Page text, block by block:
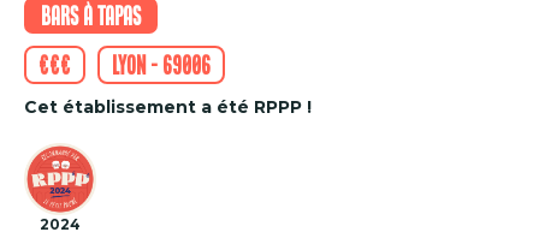
Bars à tapas
€€€
Lyon - 69006
Cet établissement a été RPPP !
2024